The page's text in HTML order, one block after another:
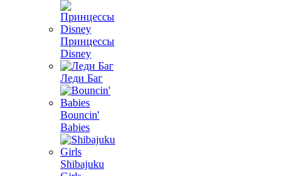
Принцессы
Disney
Леди Баг
Bouncin'
Babies
Shibajuku